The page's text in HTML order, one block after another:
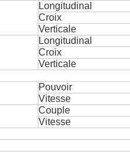
Longitudinal
Croix
Verticale
Longitudinal
Croix
Verticale
Pouvoir
Vitesse
Couple
Vitesse